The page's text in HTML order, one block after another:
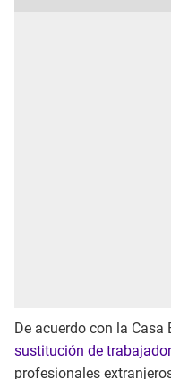
De acuerdo con la
sustitución de
profesionales